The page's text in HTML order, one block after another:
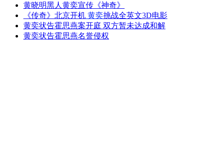
山体滑坡 "最美农妇"勇拦火车
黄晓明黑人黄奕宣传《神奇》
《传奇》北京开机 黄奕挑战全英文3D电影
黄奕状告霍思燕案开庭 双方暂未达成和解
黄奕状告霍思燕名誉侵权